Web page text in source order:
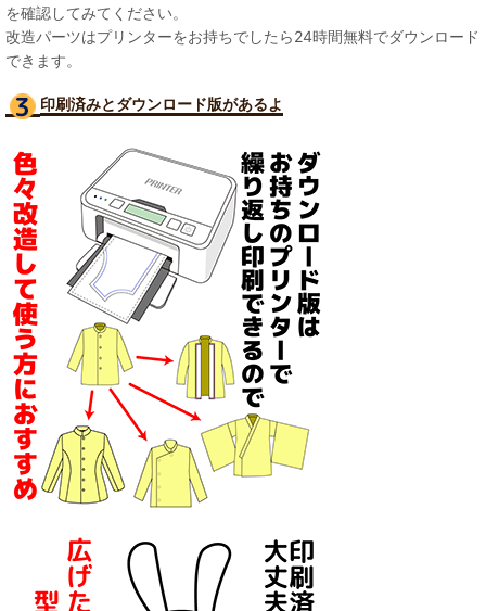
を確認してみてください。
改造パーツはプリンターをお持ちでしたら24時間無料でダウンロード
できます。
印刷済みとダウンロード版があるよ